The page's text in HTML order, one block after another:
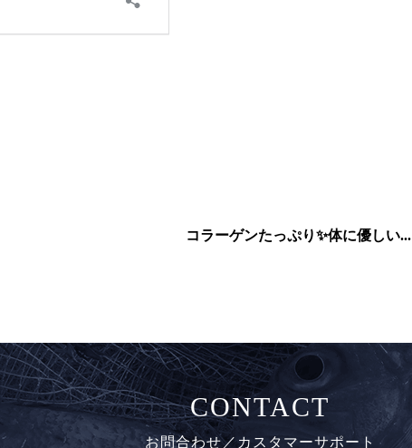
コラーゲンたっぷり✨体に優しい...
お問合わせ／カスタマーサポート